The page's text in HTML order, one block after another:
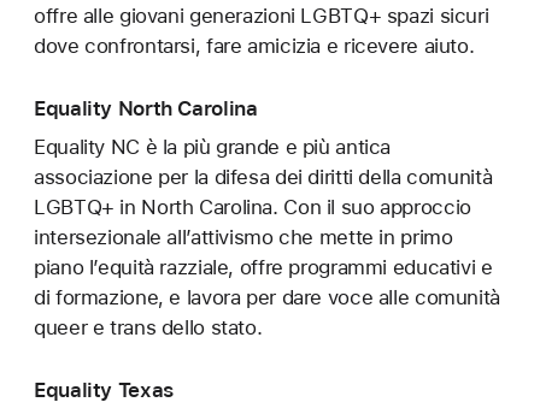
offre alle giovani generazioni LGBTQ+ spazi sicuri
dove confrontarsi, fare amicizia e ricevere aiuto.
Equality North Carolina
Equality NC è la più grande e più antica
associazione per la difesa dei diritti della comunità
LGBTQ+ in North Carolina. Con il suo approccio
intersezionale all’attivismo che mette in primo
piano l’equità razziale, offre programmi educativi e
di formazione, e lavora per dare voce alle comunità
queer e trans dello stato.
Equality Texas